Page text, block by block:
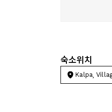
숙소위치
Kalpa,